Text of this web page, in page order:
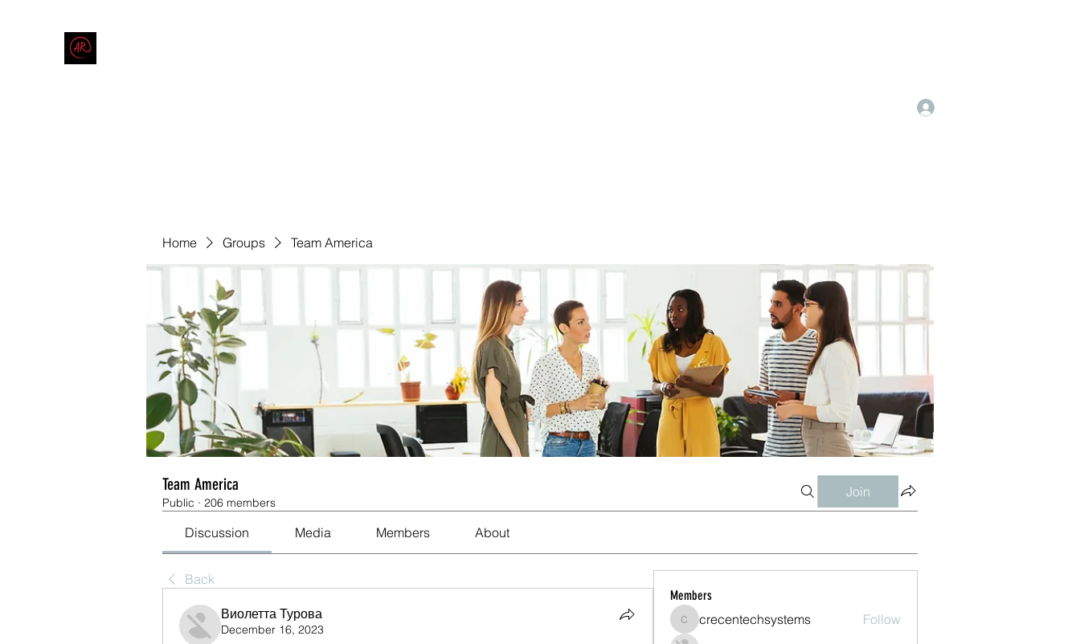
Home Groups Team America
Team America
Public · 206 members
Join
Discussion Media Members About
Back
Виолетта Турова
December 16, 2023
Members
crecentechsystems
crecentechsystems Follow